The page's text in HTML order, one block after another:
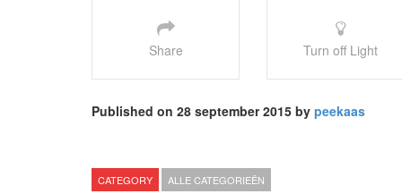
Share Turn off Light
Published on 28 september 2015 by peekaas
CATEGORY ALLE CATEGORIEËN